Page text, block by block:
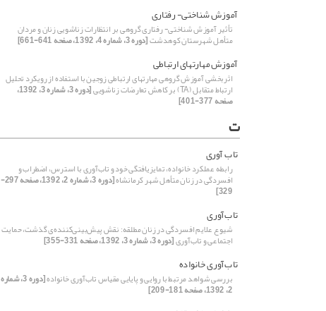
آموزش شناختی- رفتاری
تأثیر آموزش شناختی- رفتاری گروهی بر انتظارات زناشویی زنان و مردان
متأهل شهرستان کوهدشت[دوره 3، شماره 4، 1392، صفحه 641-661]
آموزش مهارت‏های ارتباطی
اثربخشی آموزش گروهی مهارت‏های ارتباطی زوجین با استفاده از رویکرد تحلیل
ارتباط متقابل (TA) بر کاهش تعارضات زناشویی [دوره 3، شماره 3، 1392،
صفحه 377-401]
ت
تاب آوری
رابطه عملکرد خانواده، تمایزیافتگی خود و تاب‌آوری با استرس، اضطراب و
افسردگی در زنان متأهل شهر کرمانشاه [دوره 3، شماره 2، 1392، صفحه 297-
329]
تاب‌آوری
شیوع علایم افسردگی در زنان مطلقه: نقش پیش‌بینی‌کننده‌ی گذشت، حمایت
اجتماعی و تاب‌آوری[دوره 3، شماره 3، 1392، صفحه 331-355]
تاب‌آوری خانواده
بررسی شواهد مرتبط با روایی و پایایی مقیاس تاب‌آوری خانواده [دوره 3، شماره
2، 1392، صفحه 181-209]